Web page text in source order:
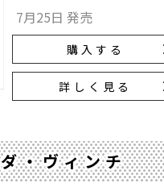
7月25日 発売
購入する
詳しく見る
ダ・ヴィンチ